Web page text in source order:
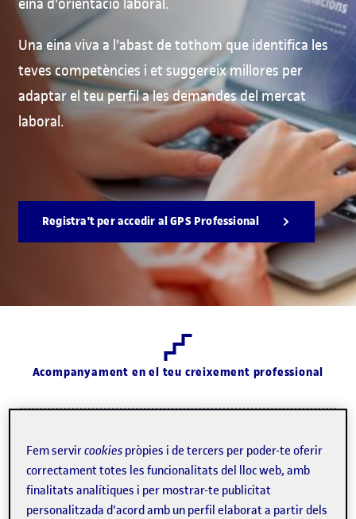
Una eina viva a l'abast de tothom que identifica les
teves competències i et suggereix millores per
adaptar el teu perfil a les demandes del mercat
laboral.
Registra't per accedir al GPS Professional
Acompanyament en el teu creixement professional
Informació clau del teu sector: requisits, salaris,
vacants…
Fem servircookies pròpies i de tercers per poder-te oferir
correctament totes les funcionalitats del lloc web, amb
finalitats analítiques i per mostrar-te publicitat
personalitzada d'acord amb un perfil elaborat a partir dels